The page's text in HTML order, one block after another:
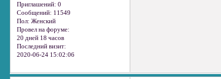
Приглашений: 0
Сообщений: 11549
Пол: Женский
Провел на форуме:
20 дней 18 часов
Последний визит:
2020-06-24 15:02:06